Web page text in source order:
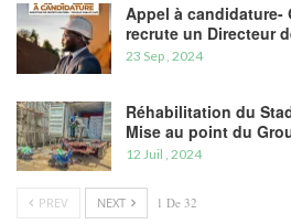
Appel à candidature-
recrute un Directeur
23 Sep , 2024
Réhabilitation du
Mise au point du
12 Juil , 2024
PREV NEXT 1 De 32